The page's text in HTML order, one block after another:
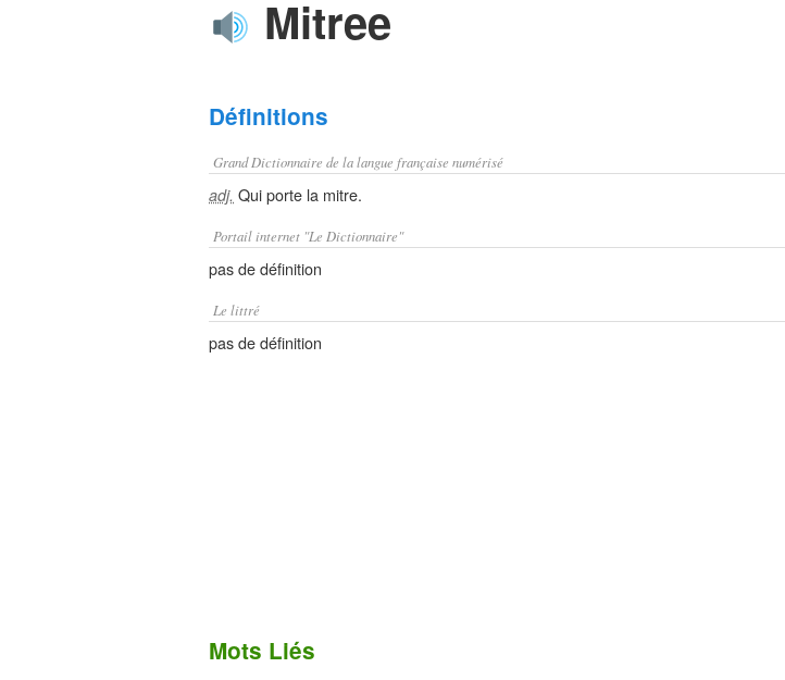
Mitree
Définitions
Grand Dictionnaire de la langue française numérisé
adj. Qui porte la mitre.
Portail internet "Le Dictionnaire"
pas de définition
Le littré
pas de définition
Mots Liés